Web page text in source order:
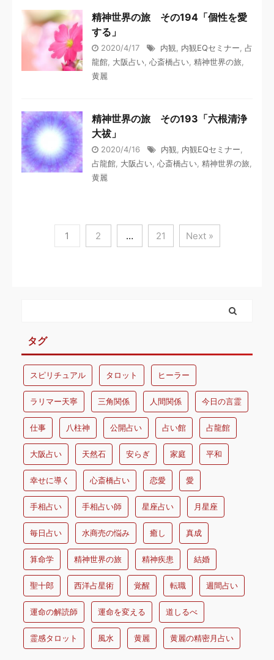
精神世界の旅 その194「個性を愛
する」
2020/4/17 内観, 内観EQセミナー, 占
龍館, 大阪占い, 心斎橋占い, 精神世界の旅,
黄麗
精神世界の旅 その193「六根清浄
大祓」
2020/4/16 内観, 内観EQセミナー,
占龍館, 大阪占い, 心斎橋占い, 精神世界の旅,
黄麗
1 2 … 21 Next »
タグ
スピリチュアル タロット ヒーラー
ラリマー天寧 三角関係 人間関係 今日の言霊
仕事 八柱神 公開占い 占い館 占龍館
大阪占い 天然石 安らぎ 家庭 平和
幸せに導く 心斎橋占い 恋愛 愛
手相占い 手相占い師 星座占い 月星座
毎日占い 水商売の悩み 癒し 真成
算命学 精神世界の旅 精神疾患 結婚
聖十郎 西洋占星術 覚醒 転職 週間占い
運命の解読師 運命を変える 道しるべ
霊感タロット 風水 黄麗 黄麗の精密月占い